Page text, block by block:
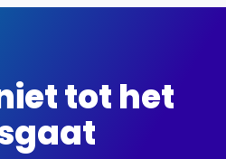
tot het